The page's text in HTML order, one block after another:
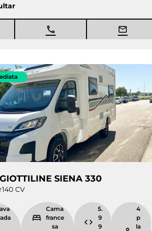
GIOTTILINE SIENA 330
140 CV
Cama
france
sa
5.
9
9
4
p
la